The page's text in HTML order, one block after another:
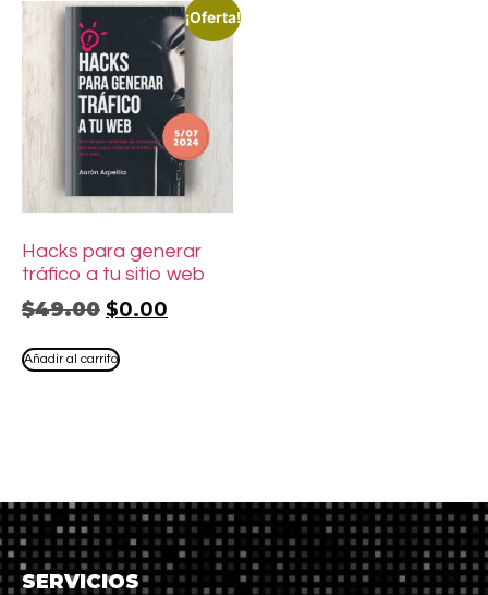
¡Oferta!
Hacks para generar
tráfico a tu sitio web
$49.00 $0.00
Añadir al carrito
SERVICIOS